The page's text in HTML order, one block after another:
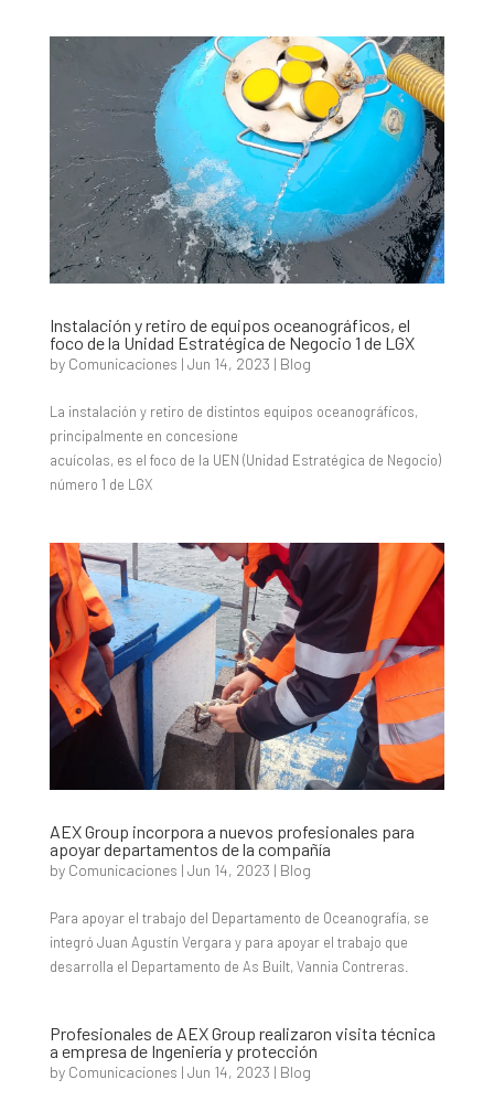
Instalación y retiro de equipos oceanográficos, el
foco de la Unidad Estratégica de Negocio 1 de LGX
by Comunicaciones | Jun 14, 2023 | Blog
La instalación y retiro de distintos equipos oceanográficos,
principalmente en concesione
acuícolas, es el foco de la UEN (Unidad Estratégica de Negocio)
número 1 de LGX
AEX Group incorpora a nuevos profesionales para
apoyar departamentos de la compañía
by Comunicaciones | Jun 14, 2023 | Blog
Para apoyar el trabajo del Departamento de Oceanografía, se
integró Juan Agustín Vergara y para apoyar el trabajo que
desarrolla el Departamento de As Built, Vannia Contreras.
Profesionales de AEX Group realizaron visita técnica
a empresa de Ingeniería y protección
by Comunicaciones | Jun 14, 2023 | Blog